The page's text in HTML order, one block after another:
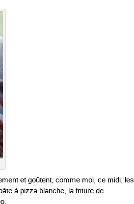
et goûtent, comme moi, ce midi, les
à pizza blanche, la friture de